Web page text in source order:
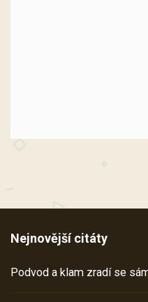
Nejnovější citáty
Podvod a klam zradí se